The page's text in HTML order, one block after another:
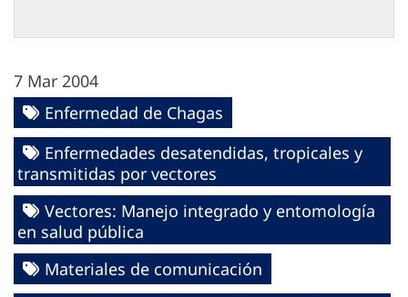
7 Mar 2004
Enfermedad de Chagas
Enfermedades desatendidas, tropicales y
transmitidas por vectores
Vectores: Manejo integrado y entomología
en salud pública
Materiales de comunicación